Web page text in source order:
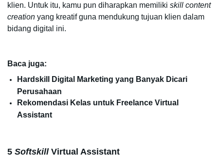
klien. Untuk itu, kamu pun diharapkan memiliki skill content
creation yang kreatif guna mendukung tujuan klien dalam
bidang digital ini.
Baca juga:
Hardskill Digital Marketing yang Banyak Dicari
Perusahaan
Rekomendasi Kelas untuk Freelance Virtual
Assistant
5 Softskill Virtual Assistant